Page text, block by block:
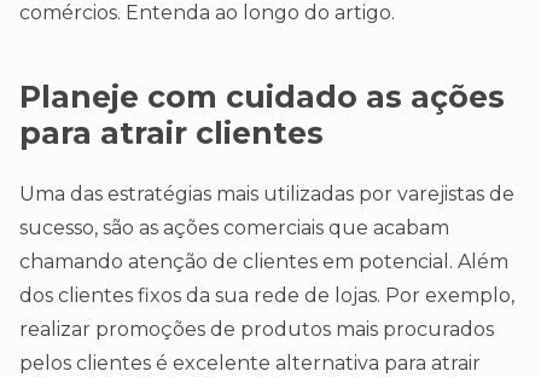
comércios. Entenda ao longo do artigo.
Planeje com cuidado as ações
para atrair clientes
Uma das estratégias mais utilizadas por varejistas de
sucesso, são as ações comerciais que acabam
chamando atenção de clientes em potencial. Além
dos clientes fixos da sua rede de lojas. Por exemplo,
realizar promoções de produtos mais procurados
pelos clientes é excelente alternativa para atrair